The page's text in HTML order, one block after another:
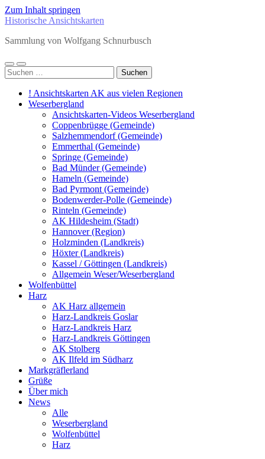
Zum Inhalt springen
Historische Ansichtskarten
Sammlung von Wolfgang Schnurbusch
Mobile-
Menü
Suchfeld
ein-/ausblenden
Suchen
nach:
! Ansichtskarten AK aus vielen Regionen
Weserbergland
Ansichtskarten-Videos Weserbergland
Coppenbrügge (Gemeinde)
Salzhemmendorf (Gemeinde)
Emmerthal (Gemeinde)
Springe (Gemeinde)
Bad Münder (Gemeinde)
Hameln (Gemeinde)
Bad Pyrmont (Gemeinde)
Bodenwerder-Polle (Gemeinde)
Rinteln (Gemeinde)
AK Hildesheim (Stadt)
Hannover (Region)
Holzminden (Landkreis)
Höxter (Landkreis)
Kassel / Göttingen (Landkreis)
Allgemein Weser/Weserbergland
Wolfenbüttel
Harz
AK Harz allgemein
Harz-Landkreis Goslar
Harz-Landkreis Harz
Harz-Landkreis Göttingen
AK Stolberg
AK Ilfeld im Südharz
Markgräflerland
Grüße
Über mich
News
Alle
Weserbergland
Wolfenbüttel
Harz